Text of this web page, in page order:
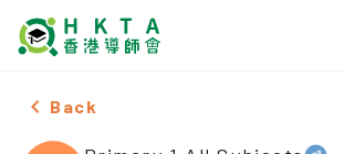
Male Primary 1,All Subjects，
Back